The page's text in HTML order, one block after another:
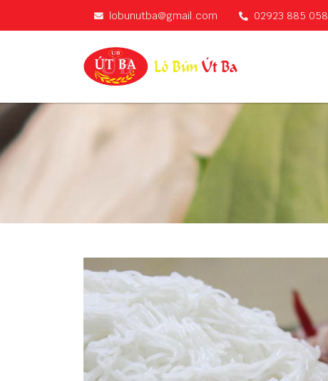
lobunutba@gmail.com 02923 885 058